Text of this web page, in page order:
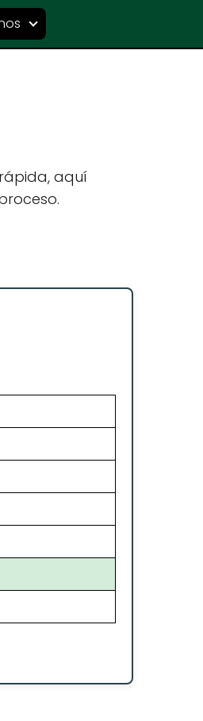
aquí